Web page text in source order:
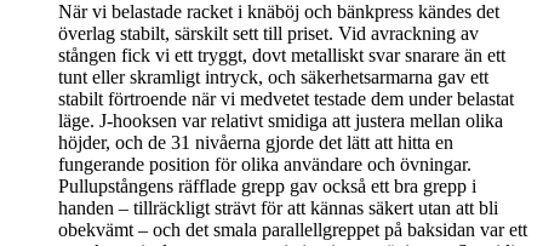
När vi belastade racket i knäböj och bänkpress kändes det
överlag stabilt, särskilt sett till priset. Vid avrackning av
stången fick vi ett tryggt, dovt metalliskt svar snarare än ett
tunt eller skramligt intryck, och säkerhetsarmarna gav ett
stabilt förtroende när vi medvetet testade dem under belastat
läge. J-hooksen var relativt smidiga att justera mellan olika
höjder, och de 31 nivåerna gjorde det lätt att hitta en
fungerande position för olika användare och övningar.
Pullupstångens räfflade grepp gav också ett bra grepp i
handen – tillräckligt strävt för att kännas säkert utan att bli
obekvämt – och det smala parallellgreppet på baksidan var ett